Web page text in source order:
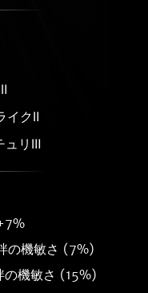
イクⅡ
ュリⅢ
の機敏さ (7%)
機敏さ (15%)